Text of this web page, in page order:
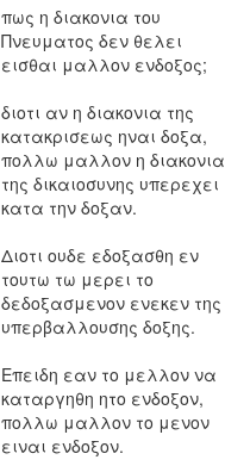
πως η διακονια του
Πνευματος δεν θελει
εισθαι μαλλον ενδοξος;
διοτι αν η διακονια της
κατακρισεως ηναι δοξα,
πολλω μαλλον η διακονια
της δικαιοσυνης υπερεχει
κατα την δοξαν.
Διοτι ουδε εδοξασθη εν
τουτω τω μερει το
δεδοξασμενον ενεκεν της
υπερβαλλουσης δοξης.
Επειδη εαν το μελλον να
καταργηθη ητο ενδοξον,
πολλω μαλλον το μενον
ειναι ενδοξον.